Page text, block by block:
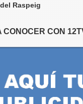
Raspeig
CONOCER CON